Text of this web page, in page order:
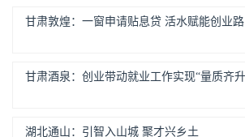
甘肃敦煌：一窗申请贴息贷 活水赋能创业路
甘肃酒泉：创业带动就业工作实现“量质齐
湖北通山：引智入山城 聚才兴乡土